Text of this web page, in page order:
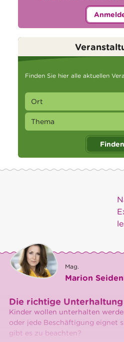
Finden Sie hier alle aktuellen
Finden
Mag.
Marion
Die richtige
Kinder wollen unterhalten
oder jede Beschäftigung eignet
gibt es zu beachten?